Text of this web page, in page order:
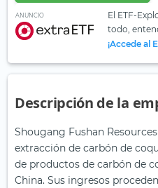
ANUNCIO
El ETF-
todo,
¡Accede al
Descripción de la
Shougang Fushan
extracción de carbón de
de productos de carbón de
China. Sus ingresos